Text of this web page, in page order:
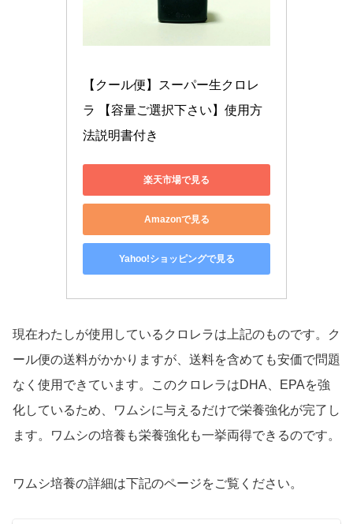
【クール便】スーパー生クロレ
ラ 【容量ご選択下さい】使用方
法説明書付き
楽天市場で見る
Amazonで見る
Yahoo!ショッピングで見る
現在わたしが使用しているクロレラは上記のものです。ク
ール便の送料がかかりますが、送料を含めても安価で問題
なく使用できています。このクロレラはDHA、EPAを強
化しているため、ワムシに与えるだけで栄養強化が完了し
ます。ワムシの培養も栄養強化も一挙両得できるのです。
ワムシ培養の詳細は下記のページをご覧ください。